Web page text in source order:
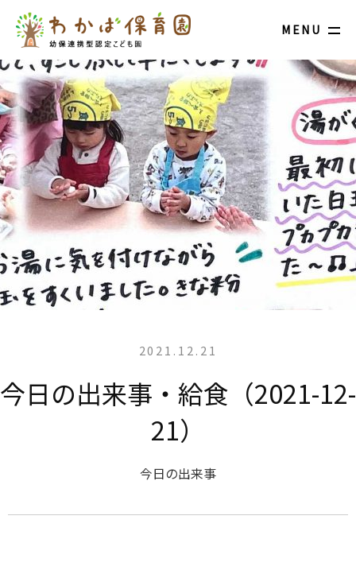
MENU
2021.12.21
今日の出来事・給食（2021-12-
21）
今日の出来事